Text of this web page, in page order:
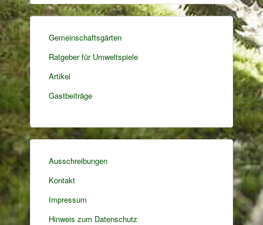
Gemeinschaftsgärten
Ratgeber für Umweltspiele
Artikel
Gastbeiträge
Ausschreibungen
Kontakt
Impressum
Hinweis zum Datenschutz